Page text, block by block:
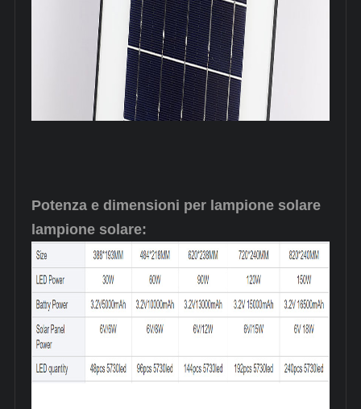
Potenza e dimensioni per lampione solare
lampione solare: